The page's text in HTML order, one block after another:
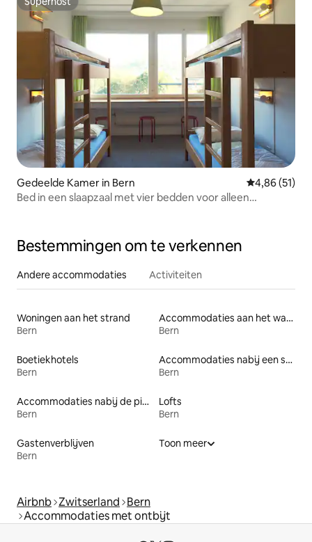
Superhost
Gedeelde Kamer in Bern Gemiddelde
4,86 (51)
Bed in een slaapzaal met vier bedden voor alleen
Bestemmingen om te verkennen
Andere accommodaties Activiteiten
Woningen aan het strand
Bern
Accommodaties aan het water
Bern
Boetiekhotels
Bern
Accommodaties nabij een strand
Bern
Accommodaties nabij de piste
Bern
Lofts
Bern
Gastenverblijven
Bern
Toon meer
Airbnb Zwitserland Bern
Accommodaties met ontbijt